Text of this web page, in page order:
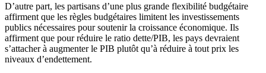
D’autre part, les partisans d’une plus grande flexibilité budgétaire
affirment que les règles budgétaires limitent les investissements
publics nécessaires pour soutenir la croissance économique. Ils
affirment que pour réduire le ratio dette/PIB, les pays devraient
s’attacher à augmenter le PIB plutôt qu’à réduire à tout prix les
niveaux d’endettement.